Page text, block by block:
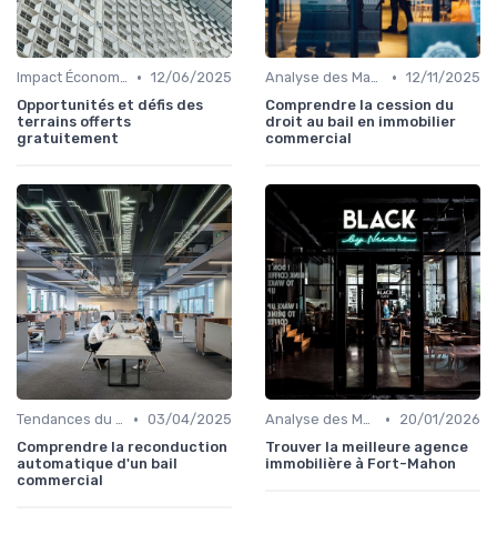
Impact Économique et Financier • 12/06/2025
Opportunités et défis des
terrains offerts
gratuitement
Analyse des Marchés Locaux et Globaux • 12/11/2025
Comprendre la cession du
droit au bail en immobilier
commercial
Tendances du Marché Immobilier Commercial • 03/04/2025
Comprendre la reconduction
automatique d'un bail
commercial
Analyse des Marchés Locaux et Globaux •
20/01/2026
Trouver la meilleure agence
immobilière à Fort-Mahon